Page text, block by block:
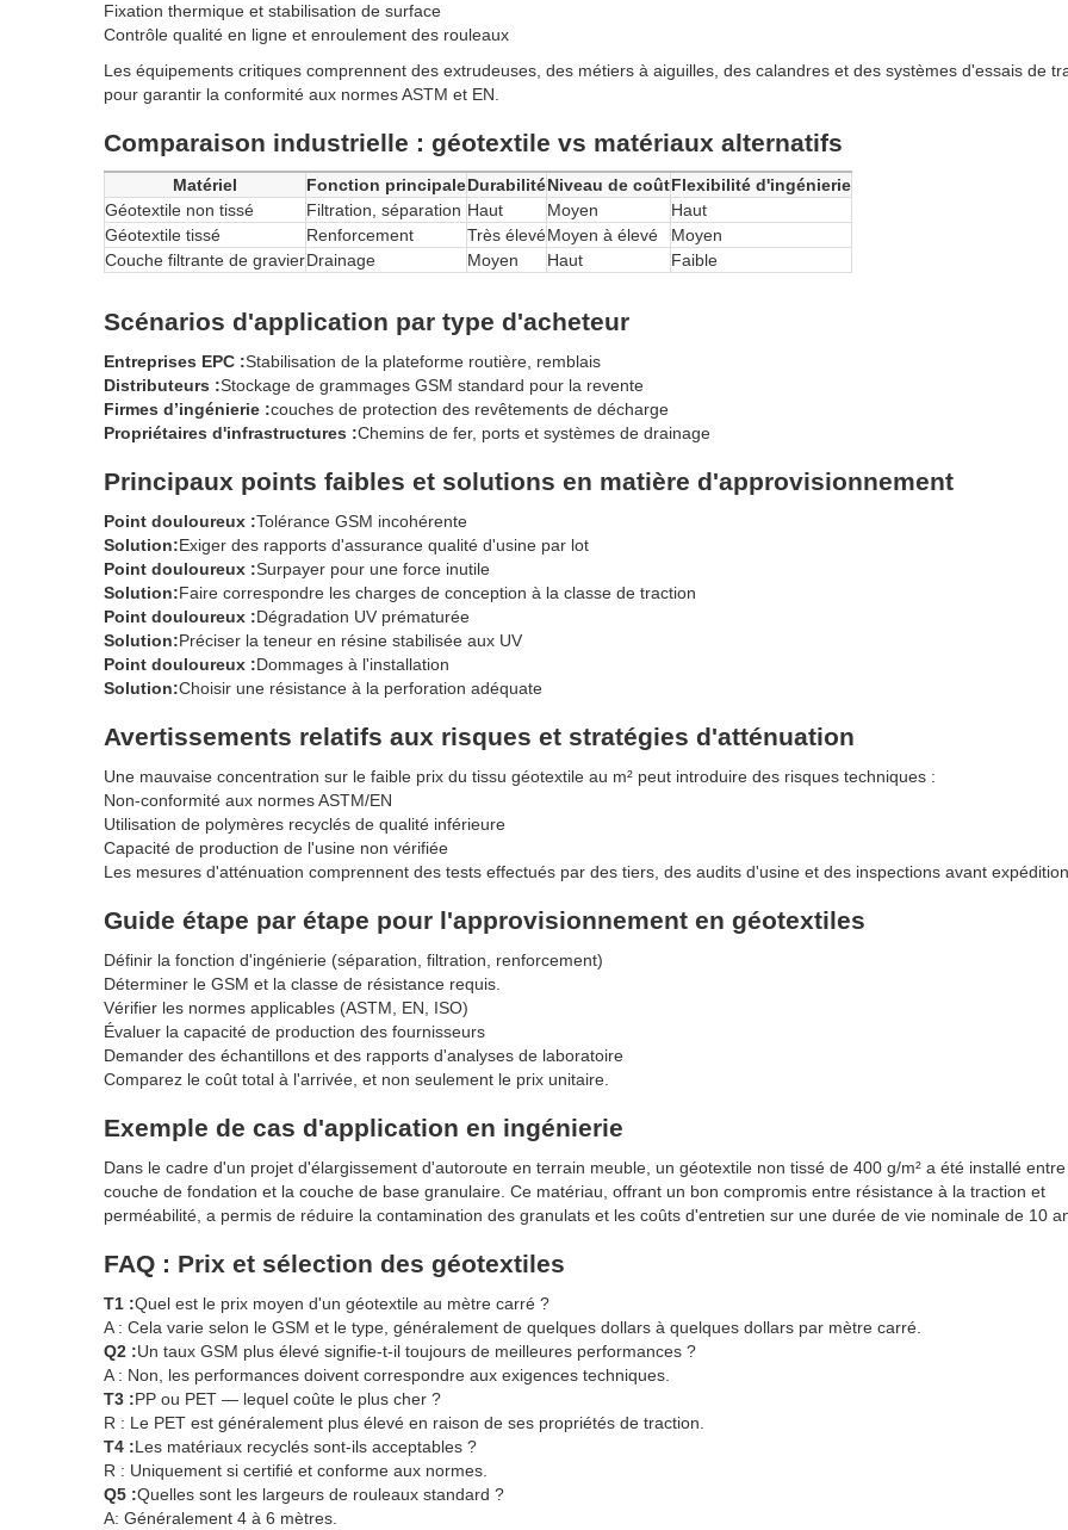
Fixation thermique et stabilisation de surface
Contrôle qualité en ligne et enroulement des rouleaux
Les équipements critiques comprennent des extrudeuses, des métiers à aiguilles, des calandres et des systèmes d'essais de
pour garantir la conformité aux normes ASTM et EN.
Comparaison industrielle : géotextile vs matériaux alternatifs
Matériel Fonction principaleDurabilitéNiveau de coûtFlexibilité d'ingénierie
Géotextile non tissé
Filtration, séparation Haut Moyen
Haut
Géotextile tissé
Renforcement Très élevéMoyen à élevé
Moyen
Couche filtrante de gravierDrainage Moyen Haut Faible
Scénarios d'application par type d'acheteur
Entreprises EPC :Stabilisation de la plateforme routière, remblais
Distributeurs :Stockage de grammages GSM standard pour la revente
Firmes d’ingénierie :couches de protection des revêtements de décharge
Propriétaires d'infrastructures :Chemins de fer, ports et systèmes de drainage
Principaux points faibles et solutions en matière d'approvisionnement
Point douloureux :Tolérance GSM incohérente
Solution:Exiger des rapports d'assurance qualité d'usine par lot
Point douloureux :Surpayer pour une force inutile
Solution:Faire correspondre les charges de conception à la classe de traction
Point douloureux :Dégradation UV prématurée
Solution:Préciser la teneur en résine stabilisée aux UV
Point douloureux :Dommages à l'installation
Solution:Choisir une résistance à la perforation adéquate
Avertissements relatifs aux risques et stratégies d'atténuation
Une mauvaise concentration sur le faible prix du tissu géotextile au m² peut introduire des risques techniques :
Non-conformité aux normes ASTM/EN
Utilisation de polymères recyclés de qualité inférieure
Capacité de production de l'usine non vérifiée
Les mesures d'atténuation comprennent des tests effectués par des tiers, des audits d'usine et des inspections avant expédition.
Guide étape par étape pour l'approvisionnement en géotextiles
Définir la fonction d'ingénierie (séparation, filtration, renforcement)
Déterminer le GSM et la classe de résistance requis.
Vérifier les normes applicables (ASTM, EN, ISO)
Évaluer la capacité de production des fournisseurs
Demander des échantillons et des rapports d'analyses de laboratoire
Comparez le coût total à l'arrivée, et non seulement le prix unitaire.
Exemple de cas d'application en ingénierie
Dans le cadre d'un projet d'élargissement d'autoroute en terrain meuble, un géotextile non tissé de 400 g/m² a été installé entre
couche de fondation et la couche de base granulaire. Ce matériau, offrant un bon compromis entre résistance à la traction et
perméabilité, a permis de réduire la contamination des granulats et les coûts d'entretien sur une durée de vie nominale de 10
FAQ : Prix et sélection des géotextiles
T1 :Quel est le prix moyen d'un géotextile au mètre carré ?
A : Cela varie selon le GSM et le type, généralement de quelques dollars à quelques dollars par mètre carré.
Q2 :Un taux GSM plus élevé signifie-t-il toujours de meilleures performances ?
A : Non, les performances doivent correspondre aux exigences techniques.
T3 :PP ou PET — lequel coûte le plus cher ?
R : Le PET est généralement plus élevé en raison de ses propriétés de traction.
T4 :Les matériaux recyclés sont-ils acceptables ?
R : Uniquement si certifié et conforme aux normes.
Q5 :Quelles sont les largeurs de rouleaux standard ?
A: Généralement 4 à 6 mètres.